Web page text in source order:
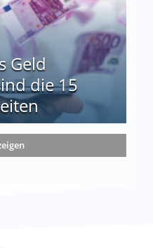
Geld
die 15